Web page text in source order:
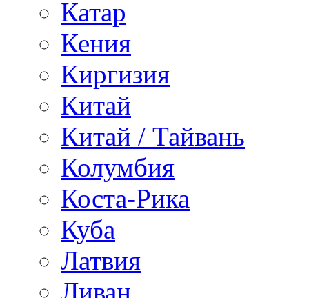
Катар
Кения
Киргизия
Китай
Китай / Тайвань
Колумбия
Коста-Рика
Куба
Латвия
Ливан